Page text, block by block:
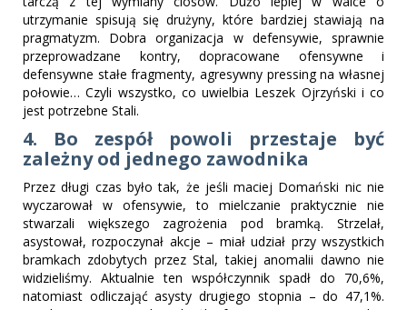
utrzymanie spisują się drużyny, które bardziej stawiają na
pragmatyzm. Dobra organizacja w defensywie, sprawnie
przeprowadzane kontry, dopracowane ofensywne i
defensywne stałe fragmenty, agresywny pressing na własnej
połowie… Czyli wszystko, co uwielbia Leszek Ojrzyński i co
jest potrzebne Stali.
4. Bo zespół powoli przestaje być
zależny od jednego zawodnika
Przez długi czas było tak, że jeśli maciej Domański nic nie
wyczarował w ofensywie, to mielczanie praktycznie nie
stwarzali większego zagrożenia pod bramką. Strzelał,
asystował, rozpoczynał akcje – miał udział przy wszystkich
bramkach zdobytych przez Stal, takiej anomalii dawno nie
widzieliśmy. Aktualnie ten współczynnik spadł do 70,6%,
natomiast odliczająć asysty drugiego stopnia – do 47,1%.